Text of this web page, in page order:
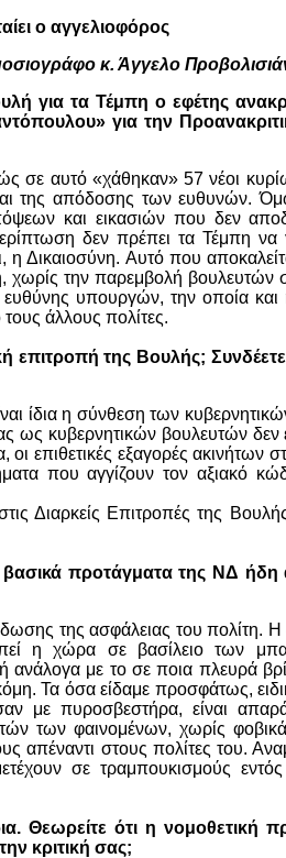
ο αγγελιοφόρος
κ. Άγγελο
για τα Τέμπη ο εφέτης
για την
σε αυτό «χάθηκαν» 57 νέοι
της απόδοσης των ευθυνών.
και εικασιών που δεν
δεν πρέπει τα Τέμπη να
Δικαιοσύνη. Αυτό που
την παρεμβολή βουλευτών
υπουργών, την οποία και
άλλους πολίτες.
επιτροπή της Βουλής;
ίδια η σύνθεση των
ως κυβερνητικών βουλευτών δεν
οι επιθετικές εξαγορές ακινήτων
που αγγίζουν τον αξιακό
Διαρκείς Επιτροπές της
προτάγματα της ΝΔ ήδη
της ασφάλειας του πολίτη.
η χώρα σε βασίλειο των
με το σε ποια πλευρά
Τα όσα είδαμε προσφάτως,
με πυροσβεστήρα, είναι
των φαινομένων, χωρίς
απέναντι στους πολίτες του.
σε τραμπουκισμούς
Θεωρείτε ότι η νομοθετική
κριτική σας;